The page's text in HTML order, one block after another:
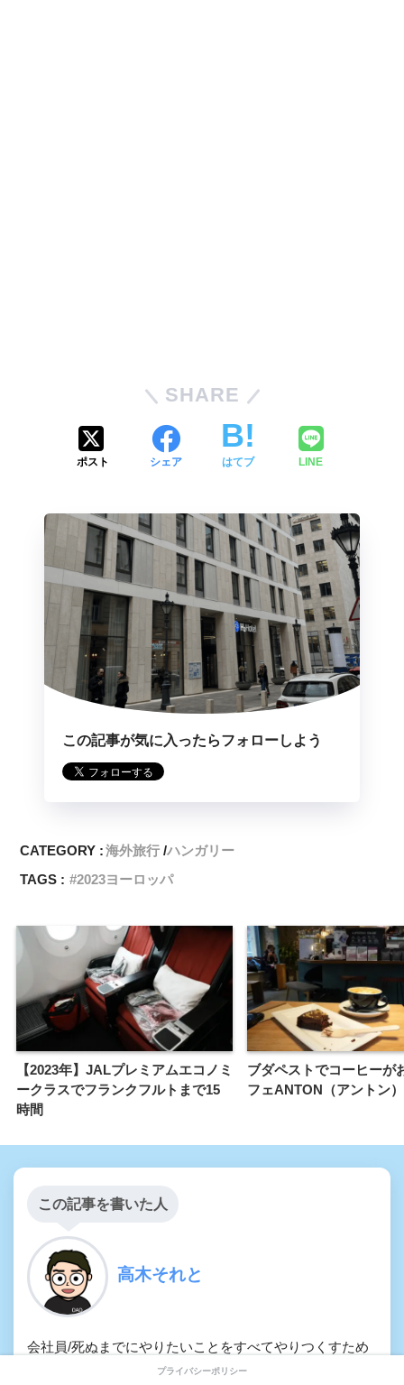
SHARE
ポスト シェア はてブ LINE
この記事が気に入ったらフォローしよう
CATEGORY :海外旅行 ハンガリー
TAGS :
2023ヨーロッパ
【2023年】JALプレミアムエコノミ
ークラスでフランクフルトまで15
時間
ブダペストでコーヒーが
フェANTON（アントン
この記事を書いた人
高木それと
会社員/死ぬまでにやりたいことをすべてやりつくすため
に日々模索中/旅好き、食べるの大好き。妻と娘と息子が
プライバシーポリシー